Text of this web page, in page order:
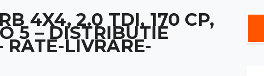
4X4, 2.0 TDI, 170 CP,
5 – DISTRIBUTIE
LIVRARE-